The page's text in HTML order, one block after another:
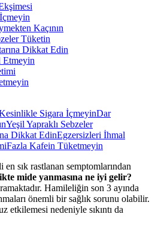
Kaçının
Tüketin
Dikkat Edin
Etmeyin
Sigara İçmeyinDar
Yeşil Yapraklı Sebzeler
Dikkat EdinEgzersizleri İhmal
Fazla Kafein Tüketmeyin
sık rastlanan semptomlarından
mide yanmasına ne iyi gelir?
Hamileliğin son 3 ayında
önemli bir sağlık sorunu olabilir.
etkilemesi nedeniyle sıkıntı da